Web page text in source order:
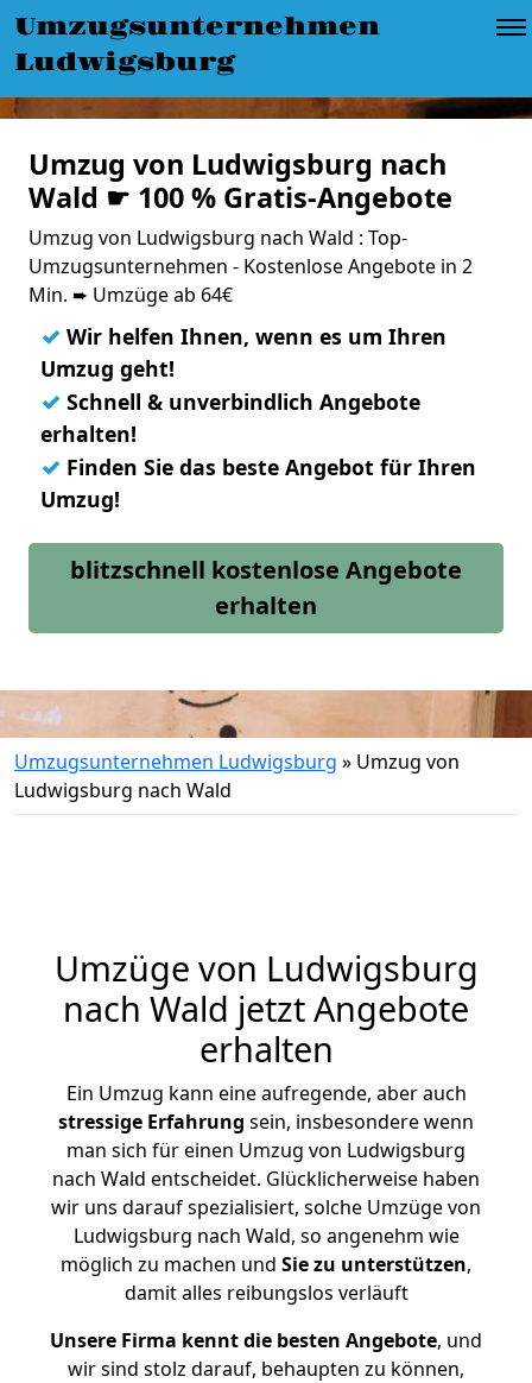
Umzugsunternehmen
Ludwigsburg
Umzug von Ludwigsburg nach
Wald ☛ 100 % Gratis-Angebote
Umzug von Ludwigsburg nach Wald : Top-
Umzugsunternehmen - Kostenlose Angebote in 2
Min. ➨ Umzüge ab 64€
✓ Wir helfen Ihnen, wenn es um Ihren
Umzug geht!
✓ Schnell & unverbindlich Angebote
erhalten!
✓ Finden Sie das beste Angebot für Ihren
Umzug!
blitzschnell kostenlose Angebote
erhalten
Umzugsunternehmen Ludwigsburg » Umzug von
Ludwigsburg nach Wald
Umzüge von Ludwigsburg
nach Wald jetzt Angebote
erhalten
Ein Umzug kann eine aufregende, aber auch
stressige Erfahrung sein, insbesondere wenn
man sich für einen Umzug von Ludwigsburg
nach Wald entscheidet. Glücklicherweise haben
wir uns darauf spezialisiert, solche Umzüge von
Ludwigsburg nach Wald, so angenehm wie
möglich zu machen und Sie zu unterstützen,
damit alles reibungslos verläuft
Unsere Firma kennt die besten Angebote, und
wir sind stolz darauf, behaupten zu können,